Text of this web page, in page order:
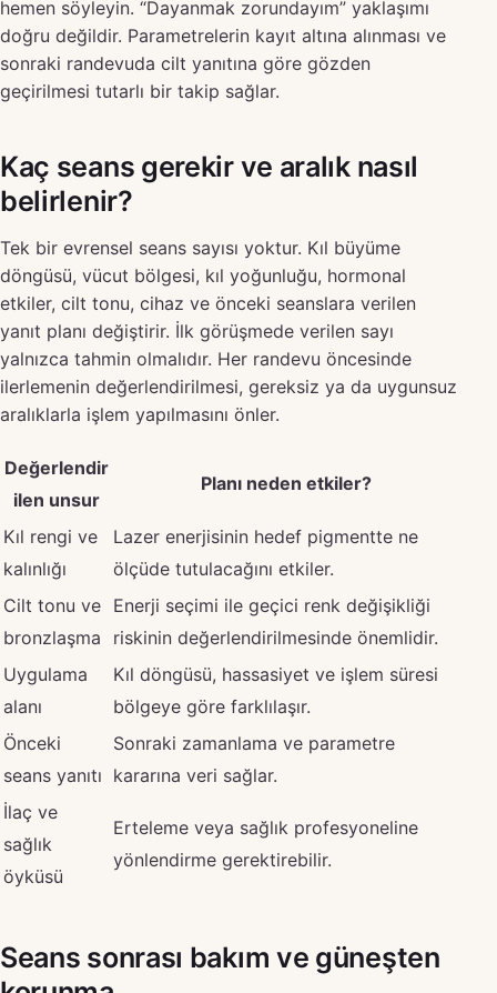
hemen söyleyin. “Dayanmak zorundayım” yaklaşımı
doğru değildir. Parametrelerin kayıt altına alınması ve
sonraki randevuda cilt yanıtına göre gözden
geçirilmesi tutarlı bir takip sağlar.
Kaç seans gerekir ve aralık nasıl
belirlenir?
Tek bir evrensel seans sayısı yoktur. Kıl büyüme
döngüsü, vücut bölgesi, kıl yoğunluğu, hormonal
etkiler, cilt tonu, cihaz ve önceki seanslara verilen
yanıt planı değiştirir. İlk görüşmede verilen sayı
yalnızca tahmin olmalıdır. Her randevu öncesinde
ilerlemenin değerlendirilmesi, gereksiz ya da uygunsuz
aralıklarla işlem yapılmasını önler.
Değerlendir
ilen unsur
Planı neden etkiler?
Kıl rengi ve
kalınlığı
Lazer enerjisinin hedef pigmentte ne
ölçüde tutulacağını etkiler.
Cilt tonu ve
bronzlaşma
Enerji seçimi ile geçici renk değişikliği
riskinin değerlendirilmesinde önemlidir.
Uygulama
alanı
Kıl döngüsü, hassasiyet ve işlem süresi
bölgeye göre farklılaşır.
Önceki
seans yanıtı
Sonraki zamanlama ve parametre
kararına veri sağlar.
İlaç ve
sağlık
öyküsü
Erteleme veya sağlık profesyoneline
yönlendirme gerektirebilir.
Seans sonrası bakım ve güneşten